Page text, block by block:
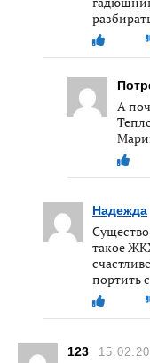
А
Надежда
такое
портить
123